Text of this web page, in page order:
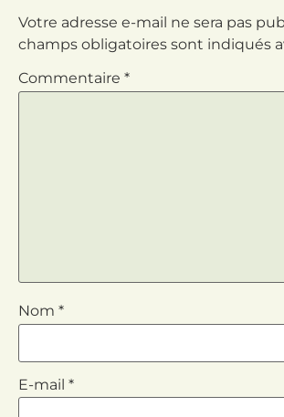
Votre adresse e-mail ne sera pas
champs obligatoires sont indiqués
Commentaire *
Nom *
E-mail *